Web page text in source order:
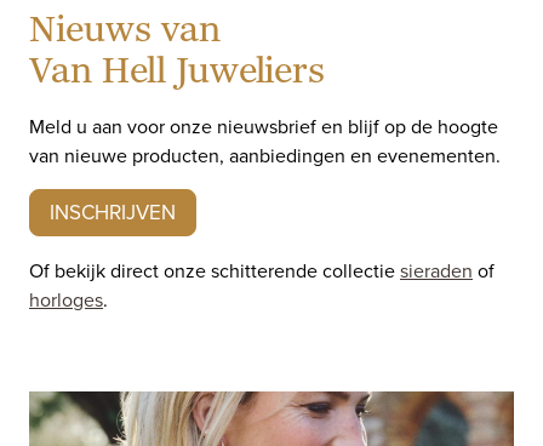
Nieuws van
Van Hell Juweliers
Meld u aan voor onze nieuwsbrief en blijf op de hoogte
van nieuwe producten, aanbiedingen en evenementen.
INSCHRIJVEN
Of bekijk direct onze schitterende collectiesieraden of
horloges.